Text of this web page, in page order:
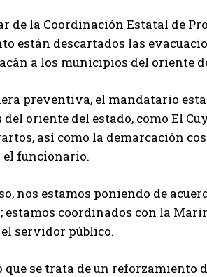
de la Coordinación Estatal de
están descartados las
a los municipios del oriente
preventiva, el mandatario
del oriente del estado, como El
así como la demarcación
el funcionario.
nos estamos poniendo de
estamos coordinados con la
servidor público.
que se trata de un